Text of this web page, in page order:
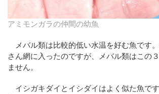
アミモンガラの仲間の幼魚
メバル類は比較的低い水温を好む魚です
さん網に入ったのですが、メバル類はこの
ません。
イシガキダイとイシダイはよく似た魚で